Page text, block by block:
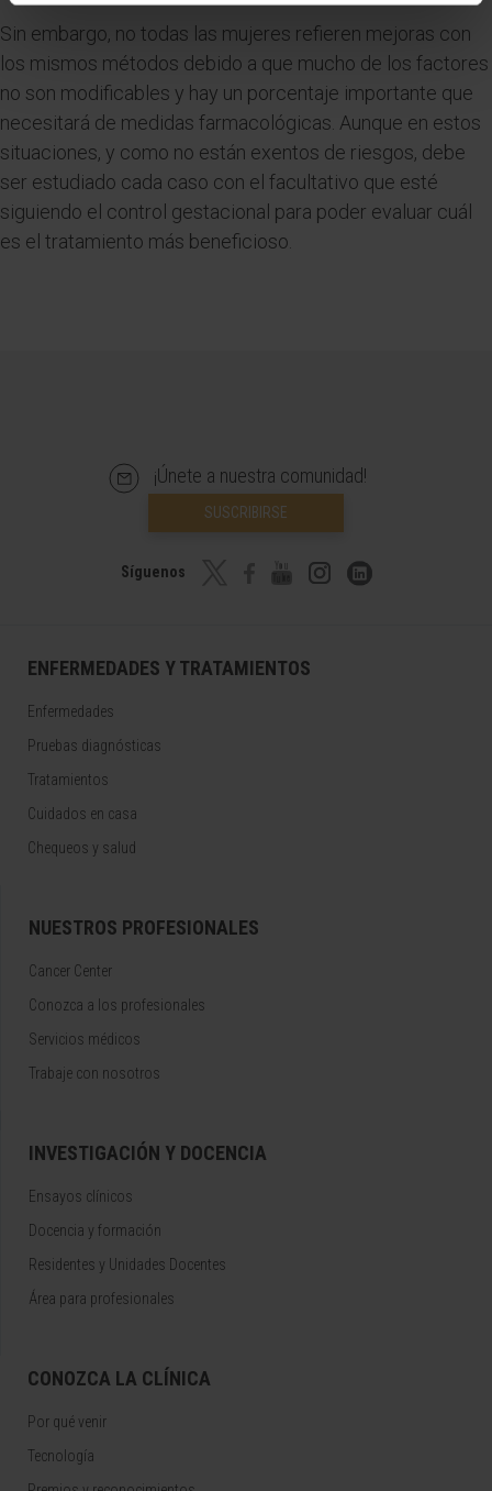
Sin embargo, no todas las mujeres refieren mejoras con
los mismos métodos debido a que mucho de los factores
no son modificables y hay un porcentaje importante que
necesitará de medidas farmacológicas. Aunque en estos
situaciones, y como no están exentos de riesgos, debe
ser estudiado cada caso con el facultativo que esté
siguiendo el control gestacional para poder evaluar cuál
es el tratamiento más beneficioso.
¡Únete a nuestra comunidad!
SUSCRIBIRSE
Síguenos
ENFERMEDADES Y TRATAMIENTOS
Enfermedades
Pruebas diagnósticas
Tratamientos
Cuidados en casa
Chequeos y salud
NUESTROS PROFESIONALES
Cancer Center
Conozca a los profesionales
Servicios médicos
Trabaje con nosotros
INVESTIGACIÓN Y DOCENCIA
Ensayos clínicos
Docencia y formación
Residentes y Unidades Docentes
Área para profesionales
CONOZCA LA CLÍNICA
Por qué venir
Tecnología